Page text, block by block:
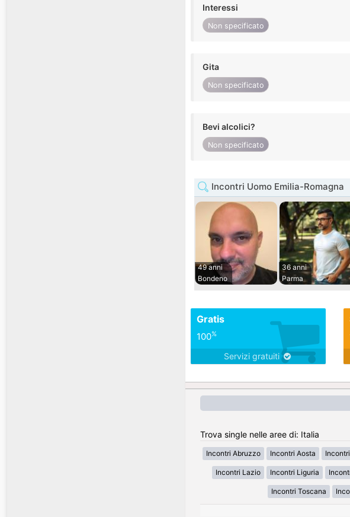
Interessi
Non specificato
Gita
Non specificato
Bevi alcolici?
Non specificato
Incontri Uomo Emilia-Romagna
49 anni
Bondeno
36 anni
Parma
Gratis
100%
Servizi gratuiti
Trova single nelle aree di: Italia
Incontri Abruzzo Incontri Aosta
Incontri Lazio Incontri Liguria
Incontri Toscana